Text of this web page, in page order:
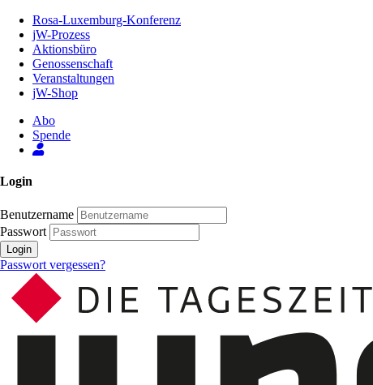
Inhalt
Seite
Rosa-Luxemburg-Konferenz
jW-Prozess
Aktionsbüro
Genossenschaft
Veranstaltungen
jW-Shop
Abo
Spende
Login
Benutzername
Passwort
Login
Passwort vergessen?